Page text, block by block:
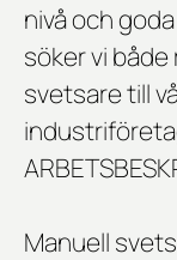
nivå och
söker vi både
svetsaretill
Manuell